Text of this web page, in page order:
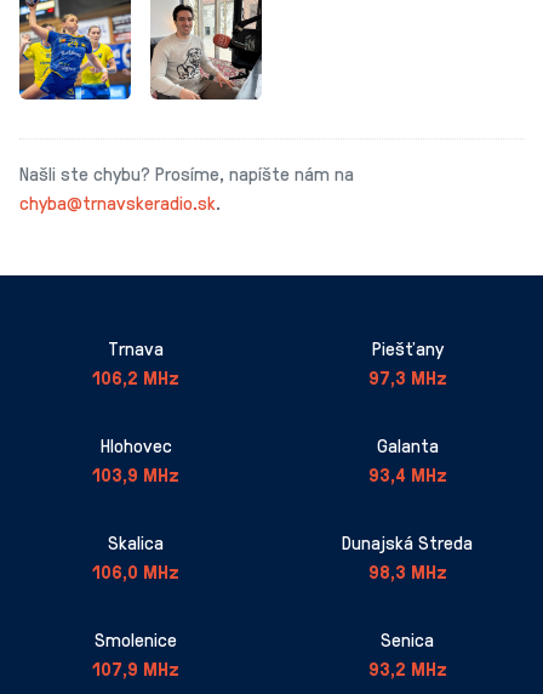
Našli ste chybu? Prosíme, napíšte nám na
chyba@trnavskeradio.sk.
Trnava
106,2 MHz
Piešťany
97,3 MHz
Hlohovec
103,9 MHz
Galanta
93,4 MHz
Skalica
106,0 MHz
Dunajská Streda
98,3 MHz
Smolenice
107,9 MHz
Senica
93,2 MHz